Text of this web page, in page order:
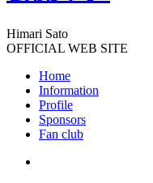
Himari Sato
OFFICIAL WEB SITE
Home
Information
Profile
Sponsors
Fan club